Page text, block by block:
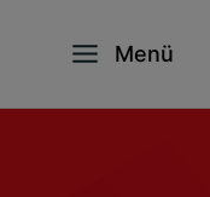
Menü